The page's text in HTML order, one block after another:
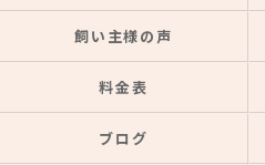
飼い主様の声
料金表
ブログ